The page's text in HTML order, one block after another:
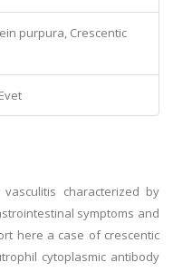
purpura, Crescentic
Evet
characterized by
symptoms and
here a case of crescentic
cytoplasmic antibody